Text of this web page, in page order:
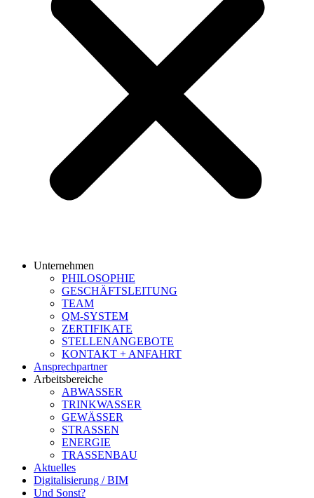
Unternehmen
PHILOSOPHIE
GESCHÄFTSLEITUNG
TEAM
QM-SYSTEM
ZERTIFIKATE
STELLENANGEBOTE
KONTAKT + ANFAHRT
Ansprechpartner
Arbeitsbereiche
ABWASSER
TRINKWASSER
GEWÄSSER
STRASSEN
ENERGIE
TRASSENBAU
Aktuelles
Digitalisierung / BIM
Und Sonst?